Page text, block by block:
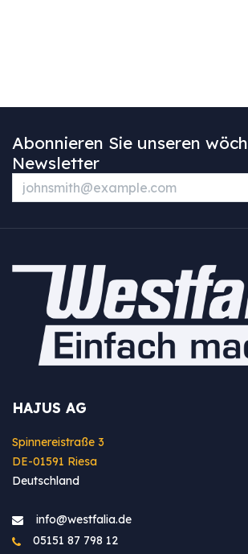
Abonnieren Sie unseren
Newsletter
HAJUS AG
Spinnereistraße 3
DE-01591 Riesa
Deutschland
info@westfa​lia.de
05151 87 798 12